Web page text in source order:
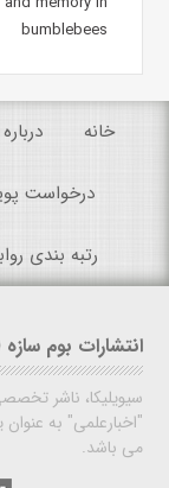
bumblebees
خانه
درخواست
رتبه بندی
انتشارات بوم
سیویلیکا، ناشر
"اخبارعلمی" به
می باشد.